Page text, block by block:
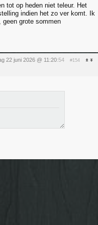
tot op heden niet teleur. Het
indien het zo ver komt. Ik
geen grote sommen
22 juni 2026 @ 11:20:54 #154